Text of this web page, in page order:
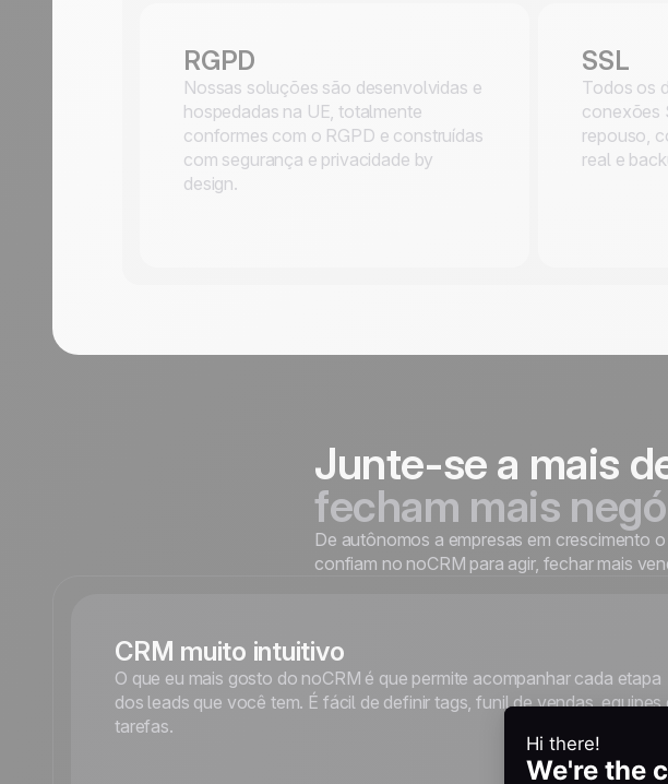
RGPD
Nossas soluções são desenvolvidas e
hospedadas na UE, totalmente
conformes com o RGPD e construídas
com segurança e privacidade by
design.
SSL
Todos os
conexões
repouso,
real e
Junte-se a mais
fecham mais
De autônomos a empresas em crescimento
confiam no noCRM para agir, fechar mais
CRM muito intuitivo
O que eu mais gosto do noCRM é que permite acompanhar cada etapa
dos leads que você tem. É fácil de definir tags, funil de vendas, equipes
tarefas.